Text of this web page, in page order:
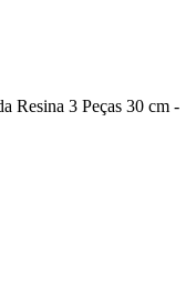
Resina 3 Peças 30 cm -